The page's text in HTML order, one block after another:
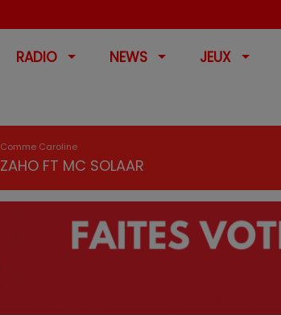
RADIO NEWS JEUX
Comme Caroline
ZAHO FT MC SOLAAR